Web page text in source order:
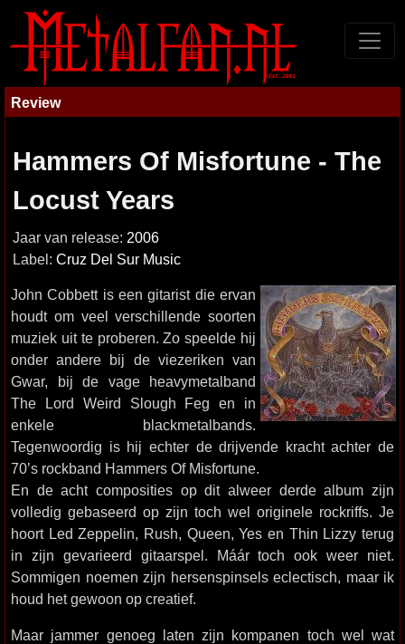
Review
Hammers Of Misfortune - The
Locust Years
Jaar van release: 2006
Label: Cruz Del Sur Music
John Cobbett is een gitarist die ervan
houdt om veel verschillende soorten
muziek uit te proberen. Zo speelde hij
onder andere bij de viezeriken van
Gwar, bij de vage heavymetalband
The Lord Weird Slough Feg en in
enkele blackmetalbands.
Tegenwoordig is hij echter de drijvende kracht achter de
70’s rockband Hammers Of Misfortune.
En de acht composities op dit alweer derde album zijn
volledig gebaseerd op zijn toch wel originele rockriffs. Je
hoort Led Zeppelin, Rush, Queen, Yes en Thin Lizzy terug
in zijn gevarieerd gitaarspel. Máár toch ook weer niet.
Sommigen noemen zijn hersenspinsels eclectisch, maar ik
houd het gewoon op creatief.
Maar jammer genoeg laten zijn kompanen toch wel wat